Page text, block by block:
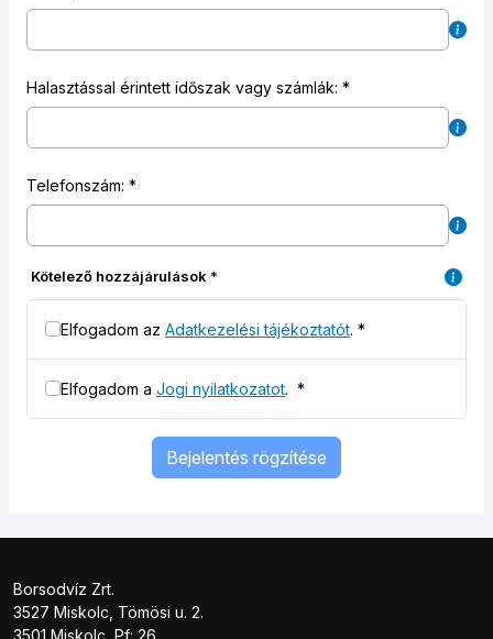
Halasztással érintett időszak vagy számlák:
Telefonszám:
Kötelező hozzájárulások *
Elfogadom az Adatkezelési tájékoztatót. *
Elfogadom a Jogi nyilatkozatot. *
Bejelentés rögzítése
Borsodvíz Zrt.
3527 Miskolc, Tömösi u. 2.
3501 Miskolc, Pf: 26